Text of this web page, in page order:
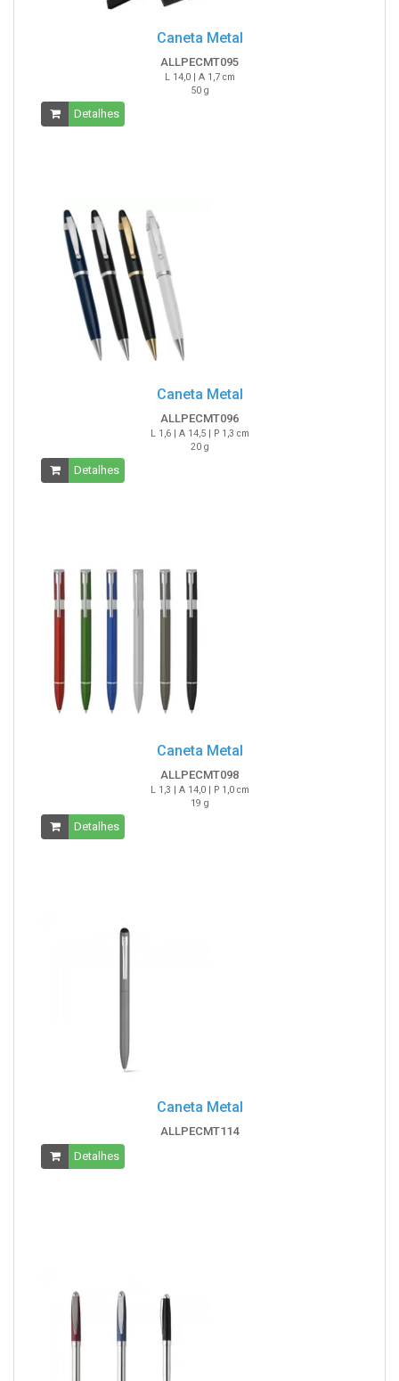
Caneta Metal
ALLPECMT095
L 14,0 | A 1,7 cm
50 g
Detalhes
Caneta Metal
ALLPECMT096
L 1,6 | A 14,5 | P 1,3 cm
20 g
Detalhes
Caneta Metal
ALLPECMT098
L 1,3 | A 14,0 | P 1,0 cm
19 g
Detalhes
Caneta Metal
ALLPECMT114
Detalhes